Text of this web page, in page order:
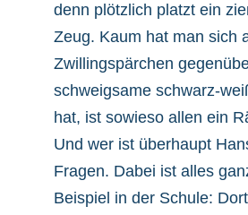
denn plötzlich platzt ein
Zeug. Kaum hat man sich
Zwillingspärchen
schweigsame schwarz-
hat, ist sowieso allen ein
Und wer ist überhaupt
Fragen. Dabei ist alles
Beispiel in der Schule: